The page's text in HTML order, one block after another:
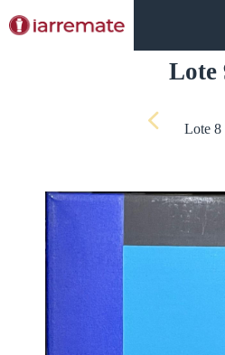
Lote
Lote 8